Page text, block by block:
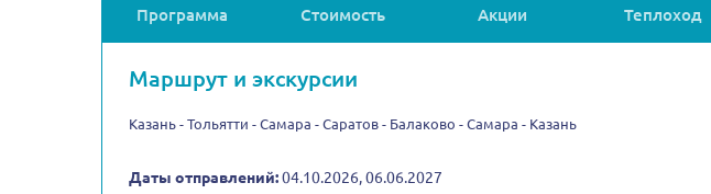
Программа Стоимость Акции Теплоход
Маршрут и экскурсии
Казань - Тольятти - Самара - Саратов - Балаково - Самара - Казань
Даты отправлений:04.10.2026, 06.06.2027